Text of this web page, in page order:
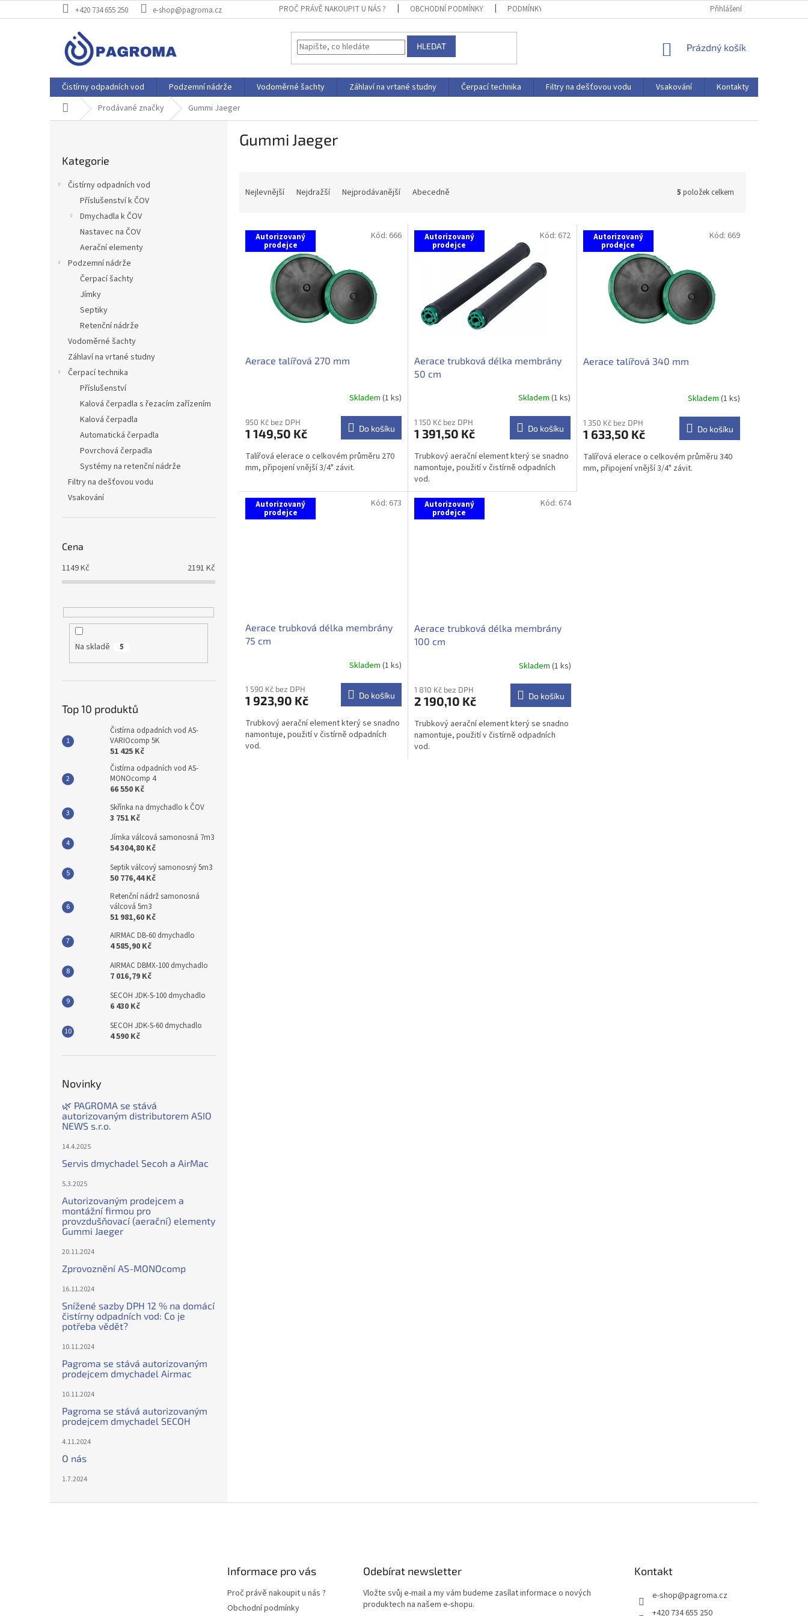
na
+420 734 655 250 e-shop@pagroma.cz PROČ PRÁVĚ NAKOUPIT U NÁS ? OBCHODNÍ PODMÍNKY PODMÍNKY OCHRANY OSOBNÍCH ÚDAJŮ Přihlášení
HLEDAT
NÁKUPNÍ
Prázdný košík
Čistírny odpadních vod Podzemní nádrže Vodoměrné šachty Záhlaví na vrtané studny Čerpací technika Filtry na dešťovou vodu Vsakování Kontakty
Domů Prodávané značky Gummi Jaeger
kategorie
Kategorie
Čistírny odpadních vod
Příslušenství k ČOV
Dmychadla k ČOV
Nastavec na ČOV
Aerační elementy
Podzemní nádrže
Čerpací šachty
Jímky
Septiky
Retenční nádrže
Vodoměrné šachty
Záhlaví na vrtané studny
Čerpací technika
Příslušenství
Kalová čerpadla s řezacím zařízením
Kalová čerpadla
Automatická čerpadla
Povrchová čerpadla
Systémy na retenční nádrže
Filtry na dešťovou vodu
Vsakování
Cena
1149Kč 2191 Kč
Na skladě 5
Top 10 produktů
Čistírna odpadních vod AS-
VARIOcomp 5K
51 425 Kč
Čistírna odpadních vod AS-
MONOcomp 4
66 550 Kč
Skřínka na dmychadlo k ČOV
3 751 Kč
Jímka válcová samonosná 7m3
54 304,80 Kč
Septik válcový samonosný 5m3
50 776,44 Kč
Retenční nádrž samonosná
válcová 5m3
51 981,60 Kč
AIRMAC DB-60 dmychadlo
4 585,90 Kč
AIRMAC DBMX-100 dmychadlo
7 016,79 Kč
SECOH JDK-S-100 dmychadlo
6 430 Kč
SECOH JDK-S-60 dmychadlo
4 590 Kč
Novinky
🌿 PAGROMA se stává
autorizovaným distributorem ASIO
NEWS s.r.o.
14.4.2025
Servis dmychadel Secoh a AirMac
5.3.2025
Autorizovaným prodejcem a
montážní firmou pro
provzdušňovací (aerační) elementy
Gummi Jaeger
20.11.2024
Zprovoznění AS-MONOcomp
16.11.2024
Snížené sazby DPH 12 % na domácí
čistírny odpadních vod: Co je
potřeba vědět?
10.11.2024
Pagroma se stává autorizovaným
prodejcem dmychadel Airmac
10.11.2024
Pagroma se stává autorizovaným
prodejcem dmychadel SECOH
4.11.2024
O nás
1.7.2024
Gummi Jaeger
n
Nejlevnější Nejdražší Nejprodávanější Abecedně 5 položek celkem
V
Autorizovaný
prodejce
Aerace talířová 270 mm
Skladem (1 ks)
950 Kč bez DPH
1 149,50 Kč Do košíku
Talířová elerace o celkovém průměru 270
mm, připojení vnější 3/4" závit.
Kód: 666 Autorizovaný
prodejce
Aerace trubková délka membrány
50 cm
Skladem (1 ks)
1 150 Kč bez DPH
1 391,50 Kč Do košíku
Trubkový aerační element který se snadno
namontuje, použití v čistírně odpadních
vod.
Kód: 672 Autorizovaný
prodejce
Aerace talířová 340 mm
Skladem (1 ks)
1 350 Kč bez DPH
1 633,50 Kč Do košíku
Talířová elerace o celkovém průměru 340
mm, připojení vnější 3/4" závit.
Kód: 669
Autorizovaný
prodejce
Aerace trubková délka membrány
75 cm
Skladem (1 ks)
1 590 Kč bez DPH
1 923,90 Kč Do košíku
Trubkový aerační element který se snadno
namontuje, použití v čistírně odpadních
vod.
Kód: 673 Autorizovaný
prodejce
Aerace trubková délka membrány
100 cm
produktu
je
z
5
hvězdiček.
Skladem (1 ks)
1 810 Kč bez DPH
2 190,10 Kč Do košíku
Trubkový aerační element který se snadno
namontuje, použití v čistírně odpadních
vod.
Kód: 674
Informace pro vás
Proč právě nakoupit u nás ?
Obchodní podmínky
Odebírat newsletter
Vložte svůj e-mail a my vám budeme zasílat informace o nových
produktech na našem e-shopu.
Kontakt
e-shop@pagroma.cz
+420 734 655 250